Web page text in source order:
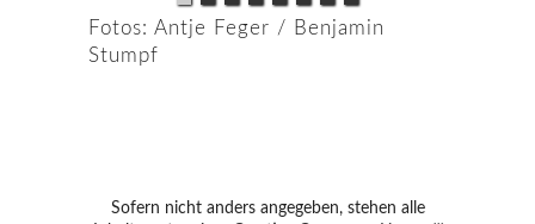
Fotos: Antje Feger / Benjamin
Stumpf
Sofern nicht anders angegeben, stehen alle